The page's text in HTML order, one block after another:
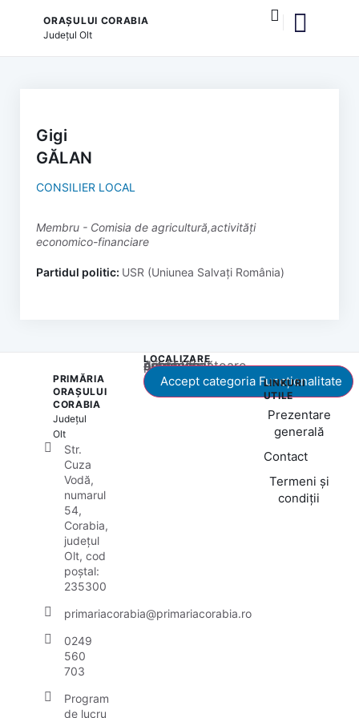
ORAȘULUI CORABIA
JudețulOlt
Gigi
GĂLAN
CONSILIER LOCAL
membru - Comisia de agricultură,activități
economico-financiare
Partidul politic: USR (Uniunea Salvați România)
PRIMĂRIA
ORAȘULUI
CORABIA
Județul
Olt
Str.
Cuza
Vodă,
numarul
54,
Corabia,
județul
Olt, cod
poștal:
235300
primariacorabia@primariacorabia.ro
0249
560
703
Program
de lucru
LOCALIZARE
Acest conținut este blocat până când acceptați categoria corespunzătoare de cookie-uri.
Accept categoria Funcționalitate
LINKURI
UTILE
Prezentare
generală
Contact
Termeni și
condiții